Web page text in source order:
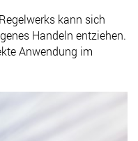
kann sich
Handeln entziehen.
Anwendung im